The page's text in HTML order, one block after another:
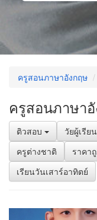
ครูสอนภาษาอังกฤษ
ครูสอนภาษา
ติวสอบ วัยผู้เรียน
ครูต่างชาติ
ราคา
เรียนวันเสาร์อาทิตย์